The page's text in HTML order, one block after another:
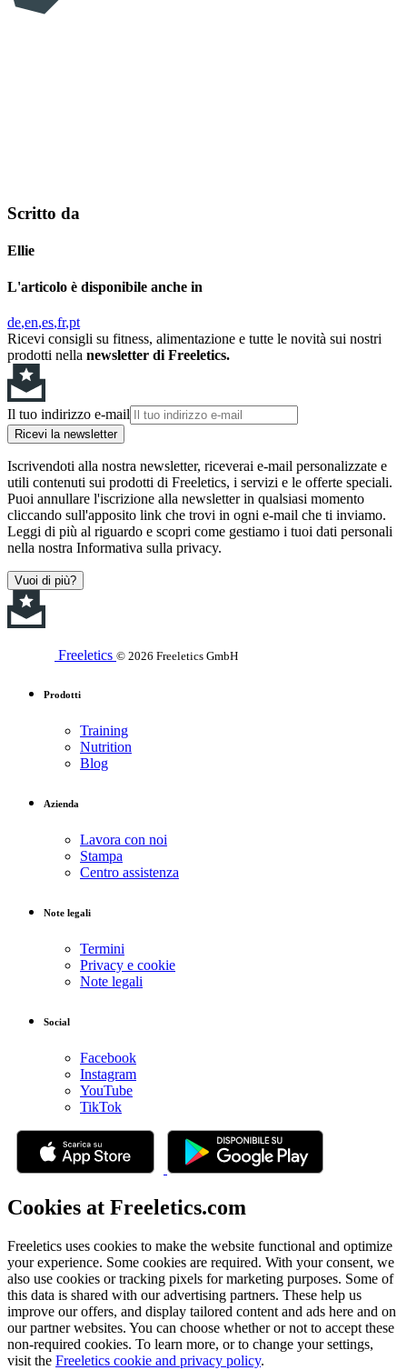
Scritto da
Ellie
L'articolo è disponibile anche in
de en es fr pt
Ricevi consigli su fitness, alimentazione e tutte le novità sui nostri
prodotti nella newsletter di Freeletics.
Il tuo indirizzo e-mail
Ricevi la newsletter
Iscrivendoti alla nostra newsletter, riceverai e-mail personalizzate e
utili contenuti sui prodotti di Freeletics, i servizi e le offerte speciali.
Puoi annullare l'iscrizione alla newsletter in qualsiasi momento
cliccando sull'apposito link che trovi in ogni e-mail che ti inviamo.
Leggi di più al riguardo e scopri come gestiamo i tuoi dati personali
nella nostra Informativa sulla privacy.
Vuoi di più?
Freeletics © 2026 Freeletics GmbH
Prodotti
Training
Nutrition
Blog
Azienda
Lavora con noi
Stampa
Centro assistenza
Note legali
Termini
Privacy e cookie
Note legali
Social
Facebook
Instagram
YouTube
TikTok
Cookies at Freeletics.com
Freeletics uses cookies to make the website functional and optimize
your experience. Some cookies are required. With your consent, we
also use cookies or tracking pixels for marketing purposes. Some of
this data is shared with our advertising partners. These help us
improve our offers, and display tailored content and ads here and on
our partner websites. You can choose whether or not to accept these
non-required cookies. To learn more, or to change your settings,
visit the Freeletics cookie and privacy policy.